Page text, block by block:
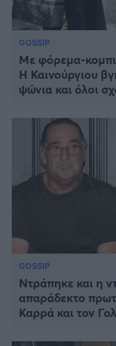
GOSSIP
Με φόρεμα-
Η Καινούργιου
ψώνια και όλοι
GOSSIP
Ντράπηκε και η
απαράδεκτο
Καρρά και τον